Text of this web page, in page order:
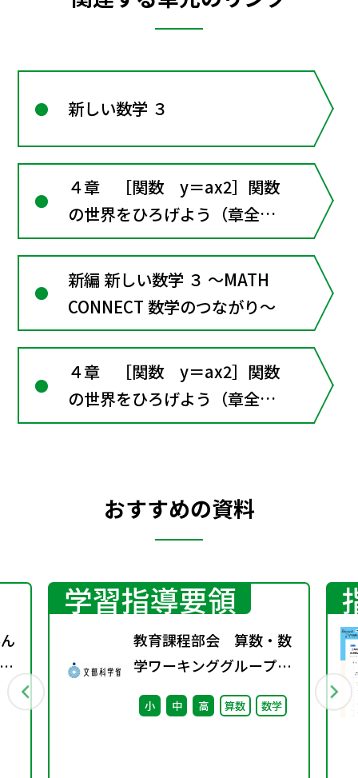
新しい数学 ３
４章 ［関数 y＝ax2］関数
の世界をひろげよう（章全体
にかかわる資料）
新編 新しい数学 ３ ～MATH
CONNECT 数学のつながり～
４章 ［関数 y＝ax2］関数
の世界をひろげよう（章全体
にかかわる資料）
おすすめの資料
学習指導要領
教育課程部会 算数・数
学ワーキンググループ
（第5回） 配付資
小 中 高 算数 数学